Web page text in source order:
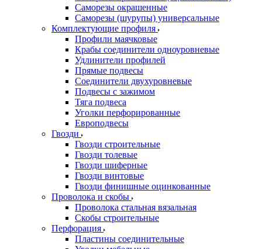
Саморезы окрашенные
Саморезы (шурупы) универсальные
Комплектующие профиля
Профили маячковые
Крабы соединители одноуровневые
Удлинители профилей
Прямые подвесы
Соединители двухуровневые
Подвесы с зажимом
Тяга подвеса
Уголки перфорированные
Европодвесы
Гвозди
Гвозди строительные
Гвозди толевые
Гвозди шиферные
Гвозди винтовые
Гвозди финишные оцинкованные
Проволока и скобы
Проволока стальная вязальная
Скобы строительные
Перфорация
Пластины соединительные